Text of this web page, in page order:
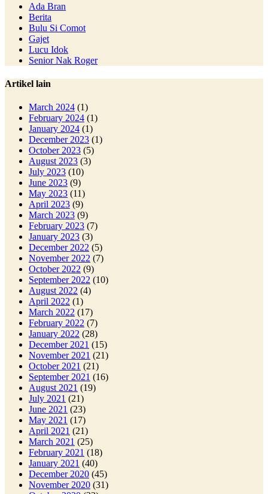
Ada Bran
Berita
Bulu Si Comot
Gajet
Lucu Idok
Senior Nak Roger
Artikel lain
March 2024 (1)
February 2024 (1)
January 2024 (1)
December 2023 (1)
October 2023 (5)
August 2023 (3)
July 2023 (10)
June 2023 (9)
May 2023 (11)
April 2023 (9)
March 2023 (9)
February 2023 (7)
January 2023 (3)
December 2022 (5)
November 2022 (7)
October 2022 (9)
September 2022 (10)
August 2022 (4)
April 2022 (1)
March 2022 (17)
February 2022 (7)
January 2022 (28)
December 2021 (15)
November 2021 (21)
October 2021 (21)
September 2021 (16)
August 2021 (19)
July 2021 (21)
June 2021 (23)
May 2021 (17)
April 2021 (21)
March 2021 (25)
February 2021 (18)
January 2021 (40)
December 2020 (45)
November 2020 (31)